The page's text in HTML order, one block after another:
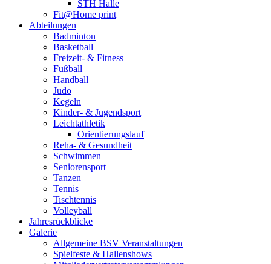
STH Halle
Fit@Home print
Abteilungen
Badminton
Basketball
Freizeit- & Fitness
Fußball
Handball
Judo
Kegeln
Kinder- & Jugendsport
Leichtathletik
Orientierungslauf
Reha- & Gesundheit
Schwimmen
Seniorensport
Tanzen
Tennis
Tischtennis
Volleyball
Jahresrückblicke
Galerie
Allgemeine BSV Veranstaltungen
Spielfeste & Hallenshows